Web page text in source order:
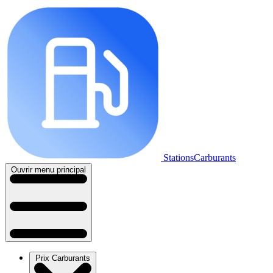
StationsCarburants
Ouvrir menu principal
Prix Carburants